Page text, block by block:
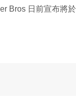
Bros 日前宣布將